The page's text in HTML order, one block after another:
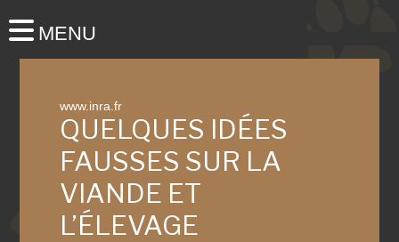
www.inra.fr
QUELQUES IDÉES
FAUSSES SUR LA
VIANDE ET
L’ÉLEVAGE